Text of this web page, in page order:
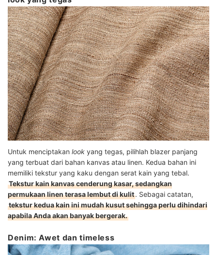
Untuk menciptakan look yang tegas, pilihlah blazer panjang
yang terbuat dari bahan kanvas atau linen. Kedua bahan ini
memiliki tekstur yang kaku dengan serat kain yang tebal.
Tekstur kain kanvas cenderung kasar, sedangkan
permukaan linen terasa lembut di kulit. Sebagai catatan,
tekstur kedua kain ini mudah kusut sehingga perlu dihindari
apabila Anda akan banyak bergerak.
Denim: Awet dan timeless